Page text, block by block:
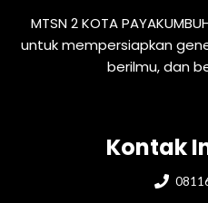
MTSN 2 KOTA
untuk mempersiapkan
berilmu, dan
Kontak